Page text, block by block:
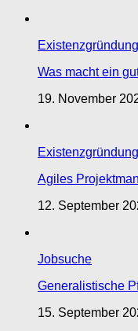
Existenzgründung
Was macht ein
19. November
Existenzgründung
Agiles
12. September
Jobsuche
Generalistische
15. September